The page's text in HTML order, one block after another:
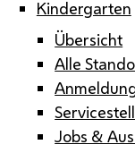
Kindergarten
Übersicht
Alle
Jobs &